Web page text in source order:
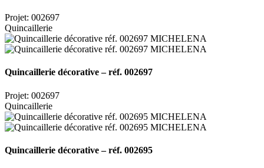
Projet: 002697
Quincaillerie
Quincaillerie décorative – réf. 002697
Projet: 002697
Quincaillerie
Quincaillerie décorative – réf. 002695